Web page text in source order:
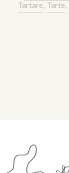
Tartare, Tarte,